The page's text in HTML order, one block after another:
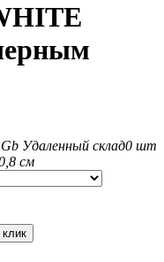
Удаленный склад0 шт
см